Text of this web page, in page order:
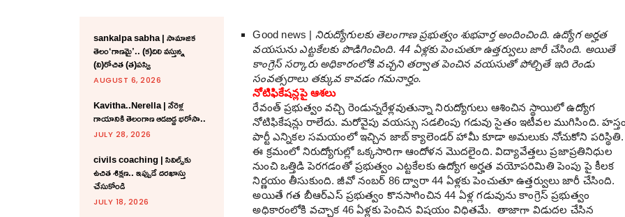
sankalpa sabha | సామాజిక
తెలం‘గాణమై’.. (క)దిలి వస్తున్న
(వి)రోచిత (త)పస్వి
AUGUST 6, 2026
Kavitha..Nerella | నేరెళ్ల
గాయానికి తెలంగాణ ఆడబిడ్డ భరోసా..
JULY 28, 2026
civils coaching | సివిల్స్‌కు
ఉచిత శిక్ష‌ణ.. ఇప్పుడే ద‌ర‌ఖాస్తు
చేసుకోండి
JULY 18, 2026
Good news | నిరుద్యోగులకు తెలంగాణ ప్రభుత్వం శుభవార్త అందించింది. ఉద్యోగ అర్హత
వయసును ఎట్టకేలకు పొడిగించింది. 44 ఏళ్లకు పెంచుతూ ఉత్తర్వులు జారీ చేసింది. అయితే
కాంగ్రెస్ సర్కారు అధికారంలోకి వ‌చ్చ‌ని త‌ర్వాత పెంచిన వయసుతో పోల్చితే ఇది రెండు
సంవత్సరాలు తక్కువ కావడం గమనార్హం.
నోటిఫికేషన్లపై ఆశలు
రేవంత్ ప్ర‌భుత్వం వచ్చి రెండున్న‌రేళ్లవుతున్నా నిరుద్యోగులు ఆశించిన స్థాయిలో ఉద్యోగ
నోటిఫికేషన్లు రాలేదు. మరోవైపు వయస్సు సడలింపు గడువు సైతం ఇటీవల ముగిసింది.
పార్టీ ఎన్నిక‌ల స‌మ‌యంలో ఇచ్చిన జాబ్ క్యాలెండ‌ర్ హామీ కూడా అమ‌లుకు నోచుకోని ప‌రిస్థితి.
ఈ క్ర‌మంలో నిరుద్యోగుల్లో ఒక్క‌సారిగా ఆందోళన మొదలైంది. విద్యావేత్తలు ప్రజాప్రతినిధుల
నుంచి ఒత్తిడి పెరగడంతో ప్ర‌భుత్వం ఎట్ట‌కేల‌కు ఉద్యోగ అర్హ‌త‌ వయోపరిమితి పెంపు పై కీలక
నిర్ణయం తీసుకుంది. జీవో నంబర్ 86 ద్వారా 44 ఏళ్లకు పెంచుతూ ఉత్త‌ర్వులు జారీ చేసింది.
అయితే గ‌త బీఆర్ఎస్ ప్ర‌భుత్వం కొనసాగించిన 44 ఏళ్ల‌ గడువును కాంగ్రెస్ ప్రభుత్వం
అధికారంలోకి వ‌చ్చాక 46 ఏళ్లకు పెంచిన విషయం విధితమే. తాజాగా విడుదల చేసిన